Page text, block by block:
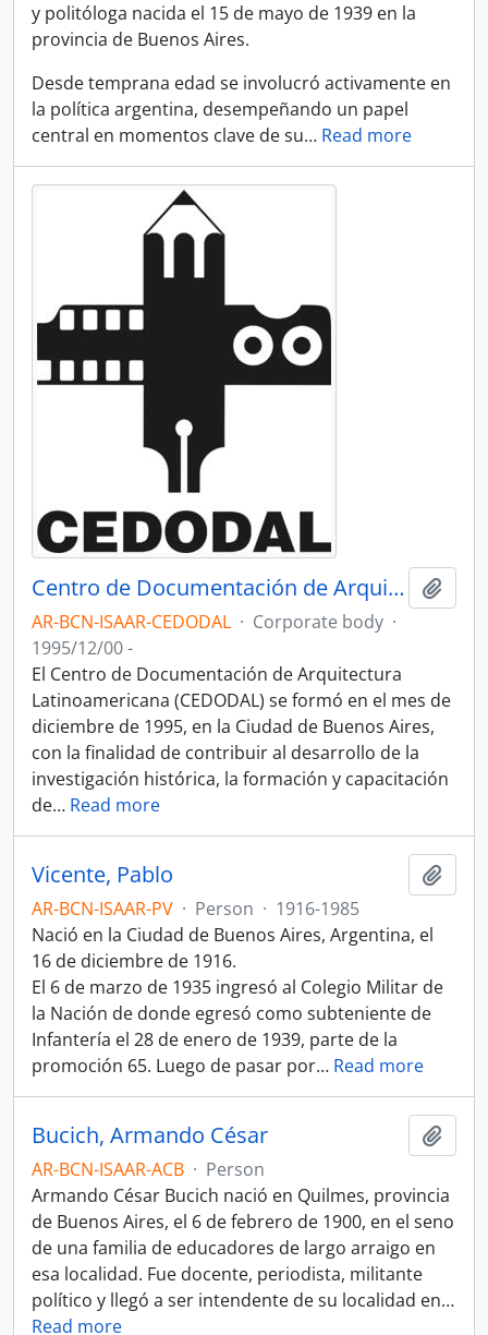
y politóloga nacida el 15 de mayo de 1939 en la
provincia de Buenos Aires.
Desde temprana edad se involucró activamente en
la política argentina, desempeñando un papel
central en momentos clave de su… Read more
Centro de Documentación de Arquitectura Latinoamericana - CEDODAL
AR-BCN-ISAAR-CEDODAL · Corporate body ·
1995/12/00 -
El Centro de Documentación de Arquitectura
Latinoamericana (CEDODAL) se formó en el mes de
diciembre de 1995, en la Ciudad de Buenos Aires,
con la finalidad de contribuir al desarrollo de la
investigación histórica, la formación y capacitación
de… Read more
Vicente, Pablo
AR-BCN-ISAAR-PV · Person · 1916-1985
Nació en la Ciudad de Buenos Aires, Argentina, el
16 de diciembre de 1916.
El 6 de marzo de 1935 ingresó al Colegio Militar de
la Nación de donde egresó como subteniente de
Infantería el 28 de enero de 1939, parte de la
promoción 65. Luego de pasar por… Read more
Bucich, Armando César
AR-BCN-ISAAR-ACB · Person
Armando César Bucich nació en Quilmes, provincia
de Buenos Aires, el 6 de febrero de 1900, en el seno
de una familia de educadores de largo arraigo en
esa localidad. Fue docente, periodista, militante
político y llegó a ser intendente de su localidad en…
Read more